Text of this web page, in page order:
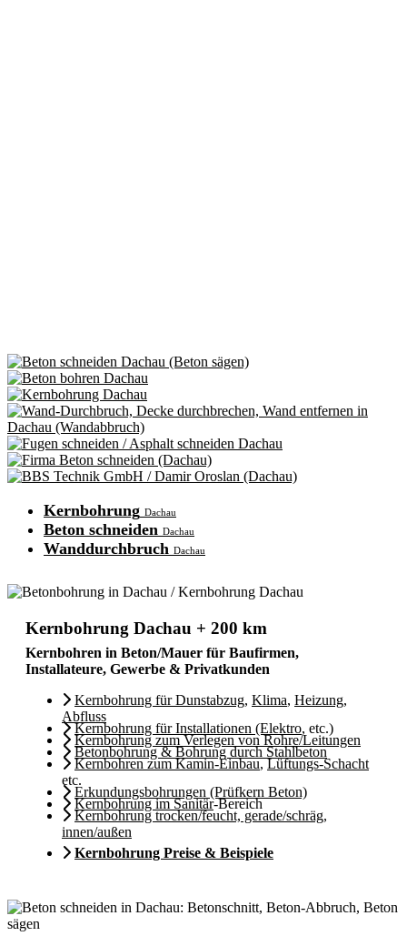
Kernbohrung Dachau
Beton schneiden Dachau
Wanddurchbruch Dachau
Kernbohrung Dachau + 200 km
Kernbohren in Beton/Mauer für Baufirmen,
Installateure, Gewerbe & Privatkunden
Kernbohrung für Dunstabzug, Klima, Heizung,
Abfluss
Kernbohrung für Installationen (Elektro, etc.)
Kernbohrung zum Verlegen von Rohre/Leitungen
Betonbohrung & Bohrung durch Stahlbeton
Kernbohren zum Kamin-Einbau,Lüftungs-Schacht
etc.
Erkundungsbohrungen (Prüfkern Beton)
Kernbohrung im Sanitär-Bereich
Kernbohrung trocken/feucht, gerade/schräg,
innen/außen
Kernbohrung Preise & Beispiele